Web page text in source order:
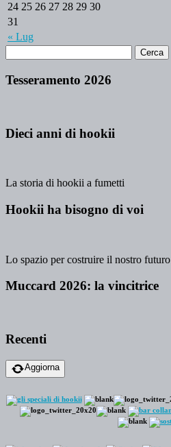
« Lug
24 25 26 27 28 29 30
31
Tesseramento 2026
Dieci anni di hookii
La storia di hookii a fumetti
Hookii ha bisogno di voi
Lo spazio per costruire il nostro futuro
Muccard 2026: la vincitrice
Recenti
Aggiorna